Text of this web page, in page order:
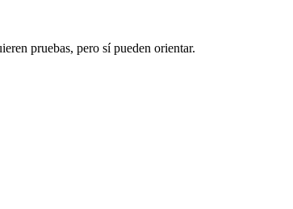
pruebas, pero sí pueden orientar.